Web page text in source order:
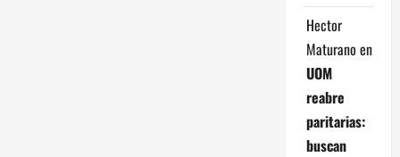
Hector
Maturano en
UOM
reabre
paritarias:
buscan